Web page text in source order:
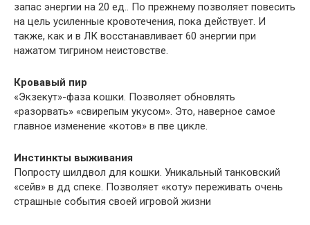
запас энергии на 20 ед.. По прежнему позволяет повесить
на цель усиленные кровотечения, пока действует. И
также, как и в ЛК восстанавливает 60 энергии при
нажатом тигрином неистовстве.
Кровавый пир
«Экзекут»-фаза кошки. Позволяет обновлять
«разорвать» «свирепым укусом». Это, наверное самое
главное изменение «котов» в пве цикле.
Инстинкты выживания
Попросту шилдвол для кошки. Уникальный танковский
«сейв» в дд спеке. Позволяет «коту» переживать очень
страшные события своей игровой жизни